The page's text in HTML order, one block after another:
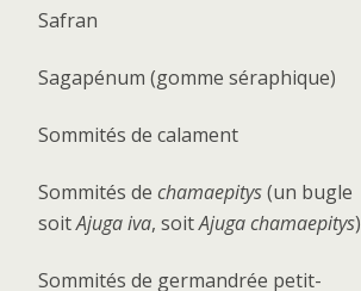
Safran
Sagapénum (gomme séraphique)
Sommités de calament
Sommités de chamaepitys(un bugle
soitAjuga iva, soitAjuga chamaepitys)
Sommités de germandrée petit-